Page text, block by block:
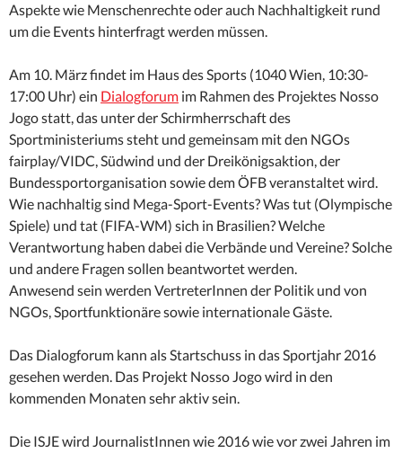
Aspekte wie Menschenrechte oder auch Nachhaltigkeit rund
um die Events hinterfragt werden müssen.
Am 10. März findet im Haus des Sports (1040 Wien, 10:30-
17:00 Uhr) ein Dialogforum im Rahmen des Projektes Nosso
Jogo statt, das unter der Schirmherrschaft des
Sportministeriums steht und gemeinsam mit den NGOs
fairplay/VIDC, Südwind und der Dreikönigsaktion, der
Bundessportorganisation sowie dem ÖFB veranstaltet wird.
Wie nachhaltig sind Mega-Sport-Events? Was tut (Olympische
Spiele) und tat (FIFA-WM) sich in Brasilien? Welche
Verantwortung haben dabei die Verbände und Vereine? Solche
und andere Fragen sollen beantwortet werden.
Anwesend sein werden VertreterInnen der Politik und von
NGOs, Sportfunktionäre sowie internationale Gäste.
Das Dialogforum kann als Startschuss in das Sportjahr 2016
gesehen werden. Das Projekt Nosso Jogo wird in den
kommenden Monaten sehr aktiv sein.
Die ISJE wird JournalistInnen wie 2016 wie vor zwei Jahren im